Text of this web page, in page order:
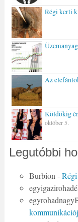
Régi kerti
Az
Köldökig
október 5.
Legutóbbi
Burbion-